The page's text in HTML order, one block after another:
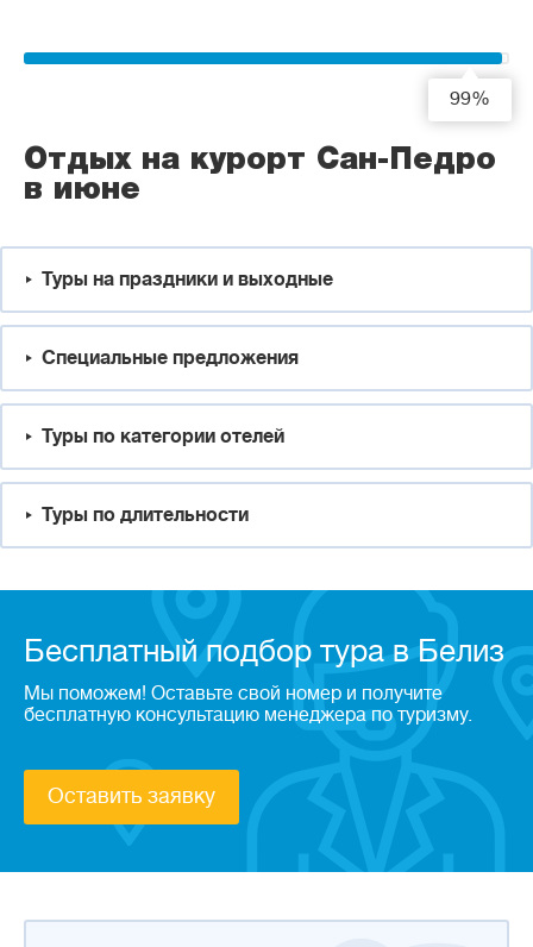
99%
Отдых на курорт Сан-Педро
в июне
Туры на праздники и выходные
Специальные предложения
Туры по категории отелей
Туры по длительности
Бесплатный подбор тура в Белиз
Мы поможем! Оставьте свой номер и получите
бесплатную консультацию менеджера по туризму.
Оставить заявку